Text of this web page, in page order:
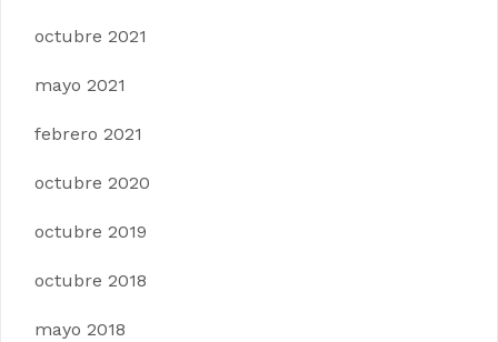
octubre 2021
mayo 2021
febrero 2021
octubre 2020
octubre 2019
octubre 2018
mayo 2018